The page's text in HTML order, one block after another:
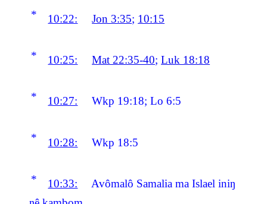
* 10:22: Jon 3:35; 10:15
* 10:25: Mat 22:35-40;Luk 18:18
* 10:27: Wkp 19:18; Lo 6:5
* 10:28: Wkp 18:5
* 10:33:
Avômalô Samalia ma Islael iniŋ